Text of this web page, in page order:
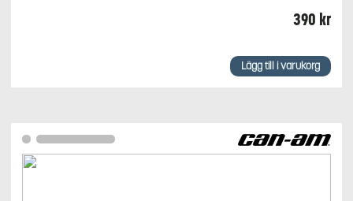
390 kr
Lägg till i varukorg